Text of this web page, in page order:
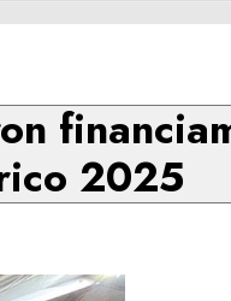
2025